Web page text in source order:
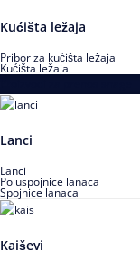
Kućišta ležaja
Pribor za kućišta ležaja
Kućišta ležaja
Lanci
Lanci
Poluspojnice lanaca
Spojnice lanaca
Kaiševi